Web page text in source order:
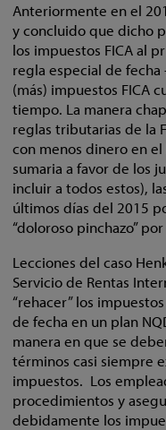
Anteriormente en el
y concluido que dicho
los impuestos FICA al
regla especial de
(más) impuestos FICA
tiempo. La manera
reglas tributarias de la
con menos dinero en
sumaria a favor de los
incluir a todos estos),
últimos días del 2015
“doloroso pinchazo”
Lecciones del caso
Servicio de Rentas
“rehacer” los
de fecha en un plan
manera en que se
términos casi siempre
impuestos. Los
procedimientos y
debidamente los